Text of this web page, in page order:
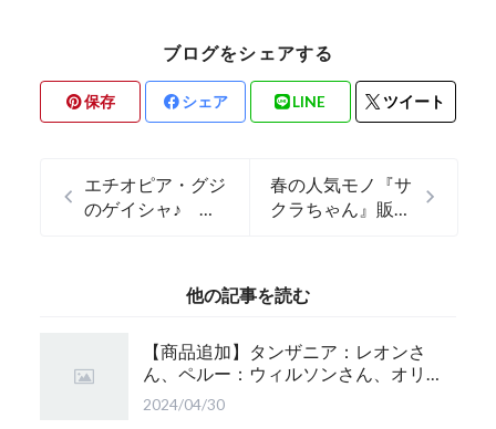
ブログをシェアする
保存 シェア LINE ツイート
エチオピア・グジ
のゲイシャ♪ 香
春の人気モノ『サ
クラちゃん』販売
他の記事を読む
【商品追加】タンザニア：レオンさ
ん、ペルー：ウィルソンさん、オリ
ジナルブレンド：かぐら 珈琲豆追
加！
2024/04/30